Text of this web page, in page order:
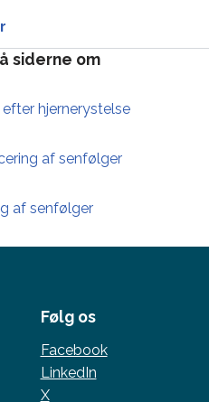
siderne om
hjernerystelse
af senfølger
af senfølger
Følg os
Facebook
LinkedIn
X